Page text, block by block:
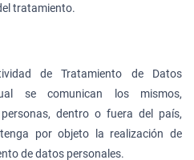
tratamiento.
de Tratamiento de Datos
se comunican los mismos,
dentro o fuera del país,
por objeto la realización de
de datos personales.